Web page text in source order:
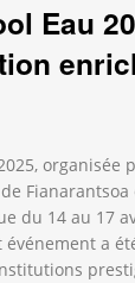
Eau
organisée
du 14 au 17
événement a